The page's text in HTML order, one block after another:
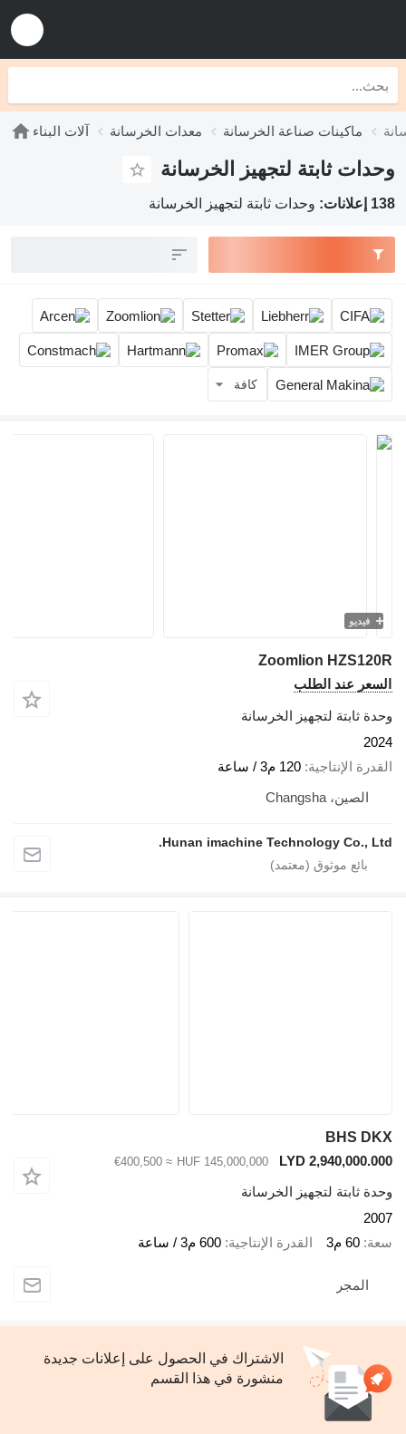
آلات البناء معدات الخرسانة ماكينات صناعة الخرسانة
وحدات ثابتة لتجهيز الخرسانة
138 إعلانات: وحدات ثابتة لتجهيز الخرسانة
كافة
فيديو
Zoomlion HZS120R
السعر عند الطلب
وحدة ثابتة لتجهيز الخرسانة
2024
القدرة الإنتاجية 120 م3 / ساعة
الصين، Changsha
Hunan imachine Technology Co., Ltd.
BHS DKX
LYD 2,940,000.000
HUF 145,000,000
≈ €400,500
وحدة ثابتة لتجهيز الخرسانة
2007
سعة 60 م3 القدرة الإنتاجية 600 م3 / ساعة
المجر
الاشتراك في الحصول على إعلانات جديدة
منشورة في هذا القسم